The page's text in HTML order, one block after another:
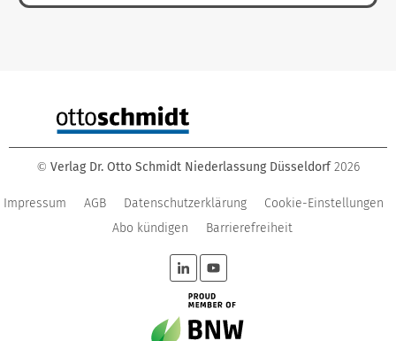
© Verlag Dr. Otto Schmidt Niederlassung Düsseldorf 2026
Impressum AGB Datenschutzerklärung
Cookie-Einstellungen
Abo kündigen
Barrierefreiheit